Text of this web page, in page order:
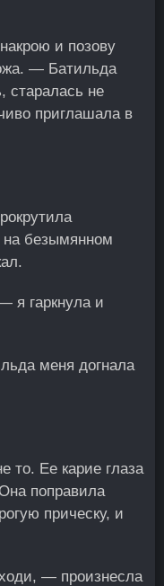
и позову
— Батильда
старалась не
приглашала в
на безымянном
я гаркнула и
меня догнала
то. Ее карие глаза
поправила
прическу, и
— произнесла